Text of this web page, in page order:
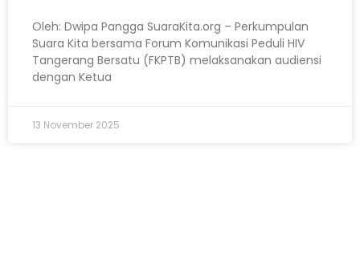
Oleh: Dwipa Pangga SuaraKita.org – Perkumpulan
Suara Kita bersama Forum Komunikasi Peduli HIV
Tangerang Bersatu (FKPTB) melaksanakan audiensi
dengan Ketua
13 November 2025